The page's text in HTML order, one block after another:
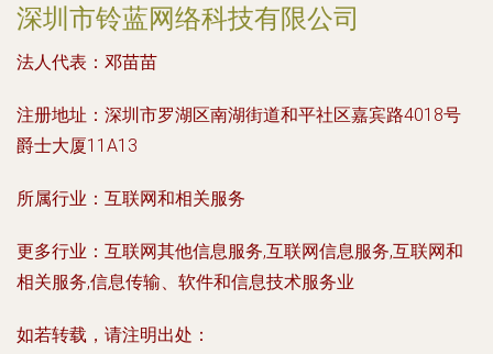
深圳市铃蓝网络科技有限公司
法人代表： 邓苗苗
注册地址： 深圳市罗湖区南湖街道和平社区嘉宾路4018号
爵士大厦11A13
所属行业： 互联网和相关服务
更多行业： 互联网其他信息服务,互联网信息服务,互联网和
相关服务,信息传输、软件和信息技术服务业
如若转载，请注明出处：